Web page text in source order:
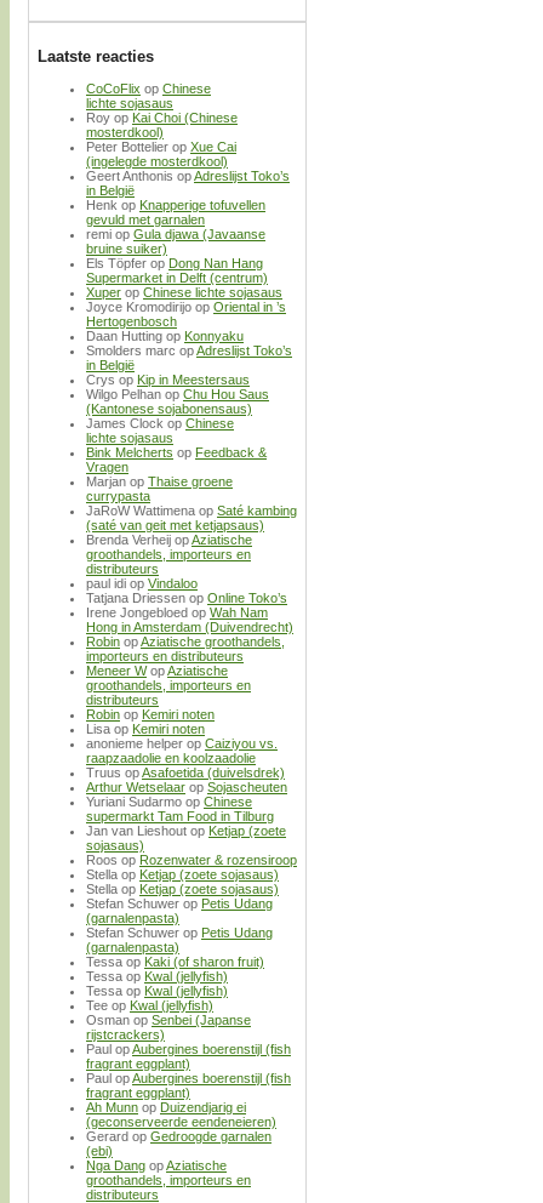
Laatste reacties
CoCoFlix op Chinese
lichte sojasaus
Roy op Kai Choi (Chinese
mosterdkool)
Peter Bottelier op Xue Cai
(ingelegde mosterdkool)
Geert Anthonis opAdreslijst Toko’s
in België
Henk op Knapperige tofuvellen
gevuld met garnalen
remi op Gula djawa (Javaanse
bruine suiker)
Els Töpfer op Dong Nan Hang
Supermarket in Delft (centrum)
Xuper op Chinese lichte sojasaus
Joyce Kromodirijo op Oriental in ’s
Hertogenbosch
Daan Hutting op Konnyaku
Smolders marc opAdreslijst Toko’s
in België
Crys op Kip in Meestersaus
Wilgo Pelhan op Chu Hou Saus
(Kantonese sojabonensaus)
James Clock op Chinese
lichte sojasaus
Bink Melcherts op Feedback &
Vragen
Marjan op Thaise groene
currypasta
JaRoW Wattimena op Saté kambing
(saté van geit met ketjapsaus)
Brenda Verheij opAziatische
groothandels, importeurs en
distributeurs
paul idi op Vindaloo
Tatjana Driessen op Online Toko’s
Irene Jongebloed op Wah Nam
Hong in Amsterdam (Duivendrecht)
Robin opAziatische groothandels,
importeurs en distributeurs
Meneer WopAziatische
groothandels, importeurs en
distributeurs
Robin op Kemiri noten
Lisa op Kemiri noten
anonieme helper op Caiziyou vs.
raapzaadolie en koolzaadolie
Truus opAsafoetida (duivelsdrek)
Arthur Wetselaar op Sojascheuten
Yuriani Sudarmo op Chinese
supermarkt Tam Food in Tilburg
Jan van Lieshout op Ketjap (zoete
sojasaus)
Roos op Rozenwater & rozensiroop
Stella op Ketjap (zoete sojasaus)
Stella op Ketjap (zoete sojasaus)
Stefan Schuwer op Petis Udang
(garnalenpasta)
Stefan Schuwer op Petis Udang
(garnalenpasta)
Tessa op Kaki (of sharon fruit)
Tessa op Kwal (jellyfish)
Tessa op Kwal (jellyfish)
Tee op Kwal (jellyfish)
Osman op Senbei (Japanse
rijstcrackers)
Paul opAubergines boerenstijl (fish
fragrant eggplant)
Paul opAubergines boerenstijl (fish
fragrant eggplant)
Ah Munn op Duizendjarig ei
(geconserveerde eendeneieren)
Gerard op Gedroogde garnalen
(ebi)
Nga Dang opAziatische
groothandels, importeurs en
distributeurs